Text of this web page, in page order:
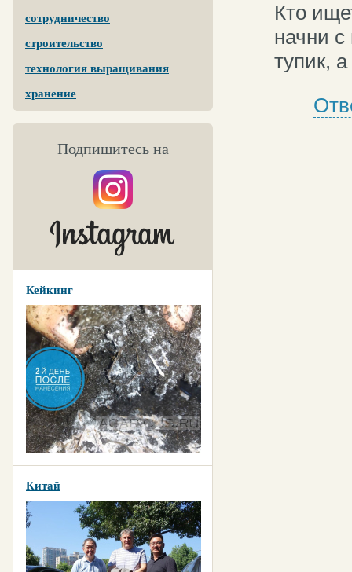
сотрудничество
строительство
технология выращивания
хранение
Подпишитесь на
Кейкинг
Китай
Кто
начни с
тупик,